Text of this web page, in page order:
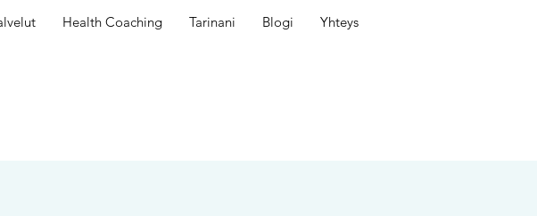
Health Coaching Tarinani Blogi Yhteys